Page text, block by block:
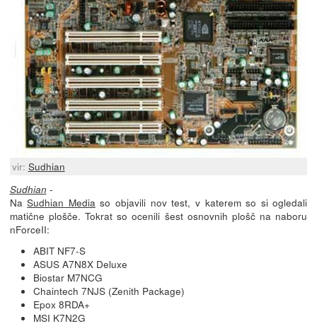
vir: Sudhian
Sudhian -
NaSudhian Mediaso objavili nov test, v katerem so si ogledali
matične plošče. Tokrat so ocenili šest osnovnih plošč na naboru
nForceII:
ABIT NF7-S
ASUS A7N8X Deluxe
Biostar M7NCG
Chaintech 7NJS (Zenith Package)
Epox 8RDA+
MSI K7N2G